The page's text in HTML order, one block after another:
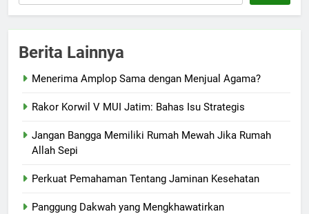
Berita Lainnya
Menerima Amplop Sama dengan Menjual Agama?
Rakor Korwil V MUI Jatim: Bahas Isu Strategis
Jangan Bangga Memiliki Rumah Mewah Jika Rumah
Allah Sepi
Perkuat Pemahaman Tentang Jaminan Kesehatan
Panggung Dakwah yang Mengkhawatirkan